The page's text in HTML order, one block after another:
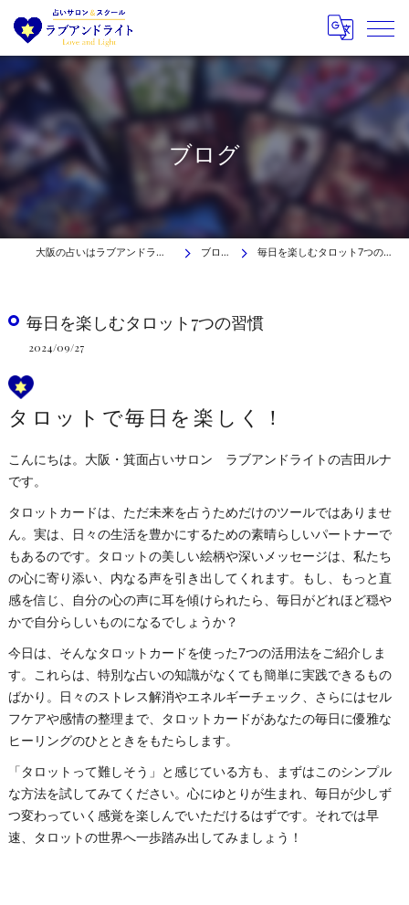
ブログ
大阪の占いはラブアンドライト ブログ 毎日を楽しむタロット7つの習慣
毎日を楽しむタロット7つの習慣
2024/09/27
タロットで毎日を楽しく！
こんにちは。大阪・箕面占いサロン ラブアンドライトの吉田ルナ
です。
タロットカードは、ただ未来を占うためだけのツールではありませ
ん。実は、日々の生活を豊かにするための素晴らしいパートナーで
もあるのです。タロットの美しい絵柄や深いメッセージは、私たち
の心に寄り添い、内なる声を引き出してくれます。もし、もっと直
感を信じ、自分の心の声に耳を傾けられたら、毎日がどれほど穏や
かで自分らしいものになるでしょうか？
今日は、そんなタロットカードを使った7つの活用法をご紹介しま
す。これらは、特別な占いの知識がなくても簡単に実践できるもの
ばかり。日々のストレス解消やエネルギーチェック、さらにはセル
フケアや感情の整理まで、タロットカードがあなたの毎日に優雅な
ヒーリングのひとときをもたらします。
「タロットって難しそう」と感じている方も、まずはこのシンプル
な方法を試してみてください。心にゆとりが生まれ、毎日が少しず
つ変わっていく感覚を楽しんでいただけるはずです。それでは早
速、タロットの世界へ一歩踏み出してみましょう！